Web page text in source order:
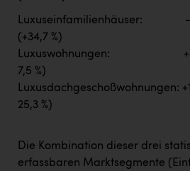
Luxuseinfamilienhäuser: -
(+34,7 %)
Luxuswohnungen:
7,5 %)
25,3 %)
Die Kombination dieser drei
erfassbaren Marktsegmente